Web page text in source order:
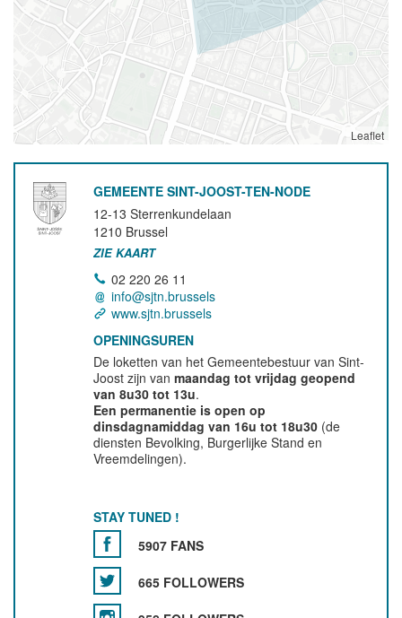
Leaflet
GEMEENTE SINT-JOOST-TEN-NODE
12-13 Sterrenkundelaan
1210 Brussel
ZIE KAART
02 220 26 11
info@sjtn.brussels
www.sjtn.brussels
OPENINGSUREN
De loketten van het Gemeentebestuur van Sint-
Joost zijn vanmaandag tot vrijdag geopend
van 8u30 tot 13u.
Een permanentie is open op
dinsdagnamiddag van 16u tot 18u30 (de
diensten Bevolking, Burgerlijke Stand en
Vreemdelingen).
STAY TUNED !
5907 FANS
665 FOLLOWERS